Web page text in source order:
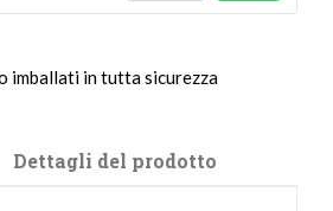
imballati in tutta sicurezza
Dettagli del prodotto